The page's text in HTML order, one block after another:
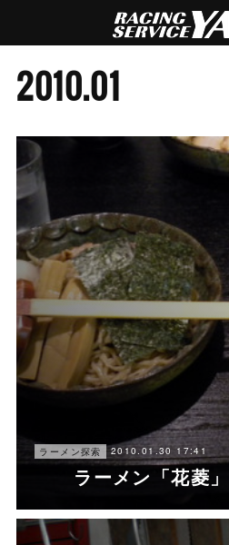
2010.01
ラーメン探索 2010.01.30 17:41
ラーメン「花菱」